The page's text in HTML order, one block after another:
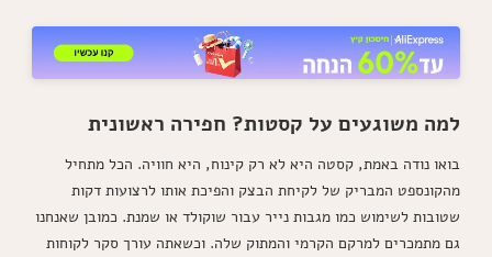
למה משוגעים על קסטות? חפירה ראשונית
בואו נודה באמת, קסטה היא לא רק קינוח, היא חוויה. הכל מתחיל
מהקונספט המבריק של לקיחת הבצק והפיכת אותו לרצועות דקות
שטובות לשימוש כמו מגבות נייר עבור שוקולד או שמנת. כמובן שאנחנו
גם מתמכרים למרקם הקרמי והמתוק שלה. וכשאתה עורך סקר לקוחות